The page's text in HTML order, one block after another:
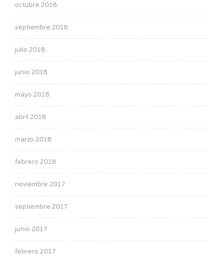
octubre 2018
septiembre 2018
julio 2018
junio 2018
mayo 2018
abril 2018
marzo 2018
febrero 2018
noviembre 2017
septiembre 2017
junio 2017
febrero 2017